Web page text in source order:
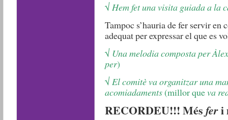
√ Hem fet una visita guiada a la
Tampoc s’hauria de fer servir en
adequat per expressar el que es
√ Una melodia composta per
per)
√ El comitè va organitzar una
acomiadaments (millor queva
RECORDEU!!! Mésferi